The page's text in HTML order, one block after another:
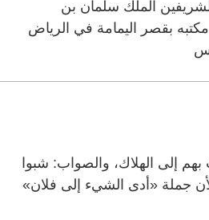
الملك سلمان بن
بقصر اليمامة في الرياض
إلى الهلاك، والصواب: شبوا
لأن جملة «أدى الشيء إلى فلان»